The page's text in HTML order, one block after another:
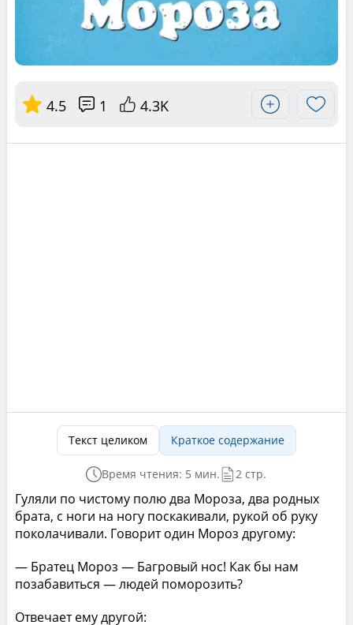
4.5 1 4.3K
Текст целиком Краткое содержание
Время чтения: 5 мин. 2 стр.
Гуляли по чистому полю два Мороза, два родных
брата, с ноги на ногу поскакивали, рукой об руку
поколачивали. Говорит один Мороз другому:
— Братец Мороз — Багровый нос! Как бы нам
позабавиться — людей поморозить?
Отвечает ему другой: